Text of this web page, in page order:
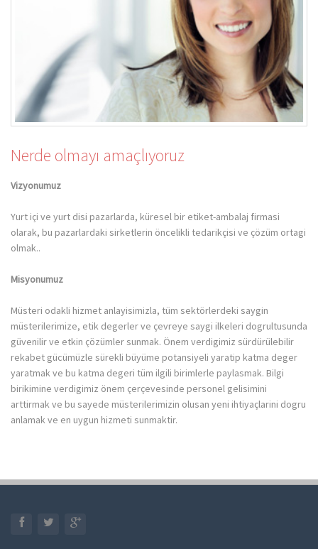
Nerde olmayı amaçlıyoruz
Vizyonumuz
Yurt içi ve yurt disi pazarlarda, küresel bir etiket-ambalaj firmasi
olarak, bu pazarlardaki sirketlerin öncelikli tedarikçisi ve çözüm ortagi
olmak..
Misyonumuz
Müsteri odakli hizmet anlayisimizla, tüm sektörlerdeki saygin
müsterilerimize, etik degerler ve çevreye saygi ilkeleri dogrultusunda
güvenilir ve etkin çözümler sunmak. Önem verdigimiz sürdürülebilir
rekabet gücümüzle sürekli büyüme potansiyeli yaratip katma deger
yaratmak ve bu katma degeri tüm ilgili birimlerle paylasmak. Bilgi
birikimine verdigimiz önem çerçevesinde personel gelisimini
arttirmak ve bu sayede müsterilerimizin olusan yeni ihtiyaçlarini dogru
anlamak ve en uygun hizmeti sunmaktir.